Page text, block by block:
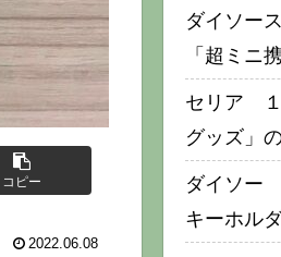
コピー
2022.06.08
ダイソー
「超ミニ
セリア １
グッズ」
ダイソー
キーホル